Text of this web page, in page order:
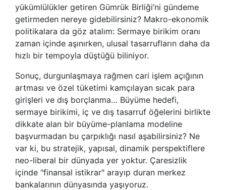
yükümlülükler getiren Gümrük Birliği’ni gündeme
getirmeden nereye gidebilirsiniz? Makro-ekonomik
politikalara da göz atalım: Sermaye birikim oranı
zaman içinde aşınırken, ulusal tasarrufların daha da
hızlı bir tempoyla düştüğü biliniyor.
Sonuç, durgunlaşmaya rağmen cari işlem açığının
artması ve özel tüketimi kamçılayan sıcak para
girişleri ve dış borçlanma… Büyüme hedefi,
sermaye birikimi, iç ve dış tasarruf öğelerini birlikte
dikkate alan bir büyüme-planlama modeline
başvurmadan bu çarpıklığı nasıl aşabilirsiniz? Ne
var ki, bu stratejik, yapısal, dinamik perspektiflere
neo-liberal bir dünyada yer yoktur. Çaresizlik
içinde "finansal istikrar" arayıp duran merkez
bankalarının dünyasında yaşıyoruz.